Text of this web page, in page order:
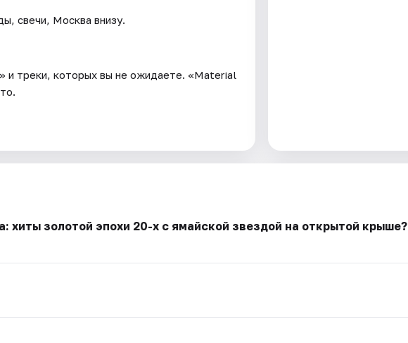
свечи, Москва внизу.
треки, которых вы не ожидаете. «Material
хиты золотой эпохи 20-х с ямайской звездой на открытой крыше?